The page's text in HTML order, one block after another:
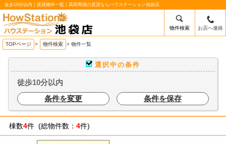
徒歩10分以内｜賃貸物件一覧｜高田馬場の賃貸ならハウステーション池袋店
/mobile_img/head-logo.png
物件検索 お店へ連絡
TOPページ > 物件検索 > 物件一覧
選択中の条件
徒歩10分以内
条件を変更
条件を保存
棟数4件 (総物件数： 4件)